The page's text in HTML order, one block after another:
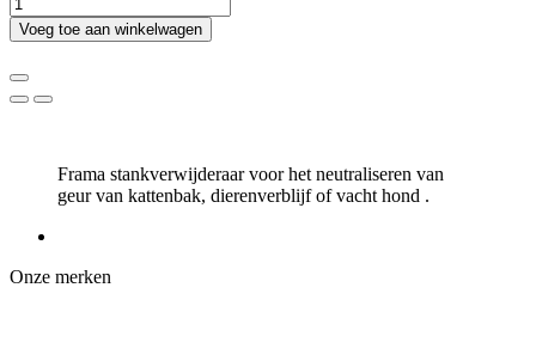
Voeg toe aan winkelwagen
Frama stankverwijderaar voor het neutraliseren van
geur van kattenbak, dierenverblijf of vacht hond .
Onze merken